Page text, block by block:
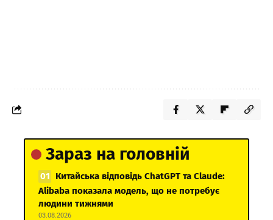
Зараз на головній
Китайська відповідь ChatGPT та Claude:
Alibaba показала модель, що не потребує
людини тижнями
03.08.2026